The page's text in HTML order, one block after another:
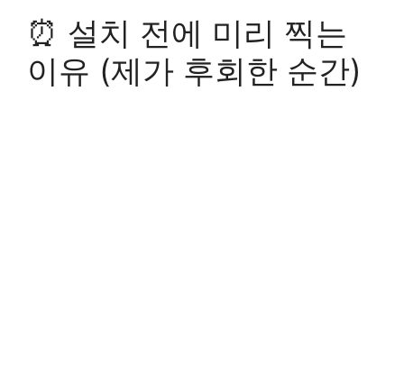
⏰ 설치 전에 미리 찍는
이유 (제가 후회한 순간)